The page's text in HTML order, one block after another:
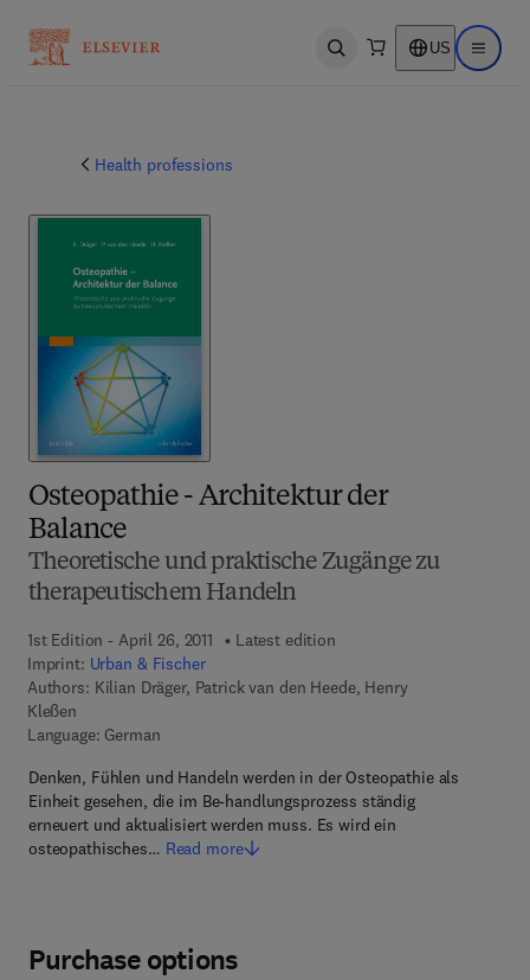
Open search US Open
Health professions
Osteopathie - Architektur der
Balance
Theoretische und praktische Zugänge zu
therapeutischem Handeln
1st Edition - April 26, 2011
Latest edition
Imprint: Urban & Fischer
Authors: Kilian Dräger, Patrick van den Heede, Henry
Kleßen
Language: German
Denken, Fühlen und Handeln werden in der Osteopathie als
Einheit gesehen, die im Be-handlungsprozess ständig
erneuert und aktualisiert werden muss. Es wird ein
osteopathisches… Read more
Purchase options